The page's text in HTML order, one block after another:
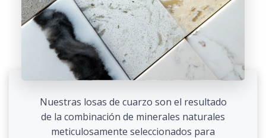
Nuestras losas de cuarzo son el resultado
de la combinación de minerales naturales
meticulosamente seleccionados para